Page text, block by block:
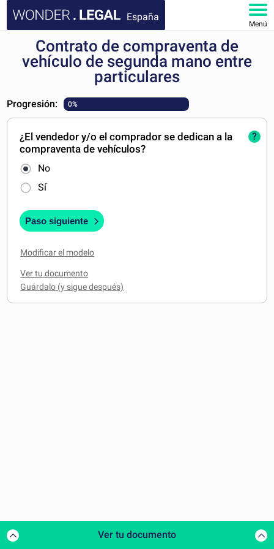
España
Menú
INICIO
FAQ
MI CUENTA
Contrato de compraventa de
vehículo de segunda mano entre
particulares
Progresión: 0%
¿El vendedor y/o el comprador se dedican a la
compraventa de vehículos?
No
Sí
?
Paso siguiente
Modificar el modelo
Ver tu documento
Ver tu documento